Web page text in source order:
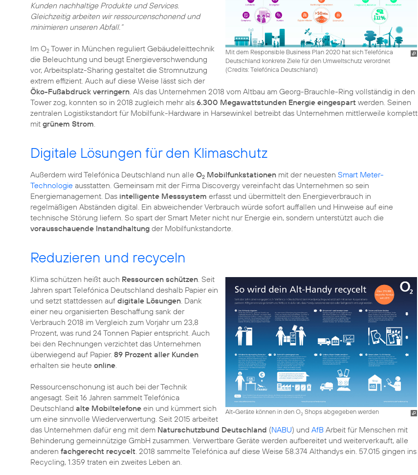
Mit dem Responsible Business Plan 2020 hat sich Telefónica
Deutschland konkrete Ziele für den Umweltschutz verordnet
(Credits: Telefónica Deutschland)
Kunden nachhaltige Produkte und Services.
Gleichzeitig arbeiten wir ressourcenschonend und
minimieren unseren Abfall.“
Im O2 Tower in München reguliert Gebäudeleittechnik
die Beleuchtung und beugt Energieverschwendung
vor, Arbeitsplatz-Sharing gestaltet die Stromnutzung
extrem effizient. Auch auf diese Weise lässt sich der
Öko-Fußabdruck verringern. Als das Unternehmen 2018 vom Altbau am Georg-Brauchle-Ring vollständig in den
Tower zog, konnten so in 2018 zugleich mehr als 6.300 Megawattstunden Energie eingespart werden. Seinen
zentralen Logistikstandort für Mobilfunk-Hardware in Harsewinkel betreibt das Unternehmen mittlerweile komplett
mit grünem Strom.
Digitale Lösungen für den Klimaschutz
Außerdem wird Telefónica Deutschland nun alle O2 Mobilfunkstationen mit der neuesten Smart Meter-
Technologie ausstatten. Gemeinsam mit der Firma Discovergy vereinfacht das Unternehmen so sein
Energiemanagement. Das intelligente Messsystem erfasst und übermittelt den Energieverbrauch in
regelmäßigen Abständen digital. Ein abweichender Verbrauch würde sofort auffallen und Hinweise auf eine
technische Störung liefern. So spart der Smart Meter nicht nur Energie ein, sondern unterstützt auch die
vorausschauende Instandhaltung der Mobilfunkstandorte.
Reduzieren und recyceln
Alt-Geräte können in den O2Shops abgegeben werden
Klima schützen heißt auch Ressourcen schützen. Seit
Jahren spart Telefónica Deutschland deshalb Papier ein
und setzt stattdessen auf digitale Lösungen. Dank
einer neu organisierten Beschaffung sank der
Verbrauch 2018 im Vergleich zum Vorjahr um 23,8
Prozent, was rund 24 Tonnen Papier entspricht. Auch
bei den Rechnungen verzichtet das Unternehmen
überwiegend auf Papier. 89 Prozent aller Kunden
erhalten sie heute online.
Ressourcenschonung ist auch bei der Technik
angesagt. Seit 16 Jahren sammelt Telefónica
Deutschland alte Mobiltelefone ein und kümmert sich
um eine sinnvolle Wiederverwertung. Seit 2015 arbeitet
das Unternehmen dafür eng mit dem Naturschutzbund Deutschland (NABU) und AfB Arbeit für Menschen mit
Behinderung gemeinnützige GmbH zusammen. Verwertbare Geräte werden aufbereitet und weiterverkauft, alle
anderen fachgerecht recycelt. 2018 sammelte Telefónica auf diese Weise 58.374 Althandys ein. 57.015 gingen ins
Recycling, 1.359 traten ein zweites Leben an.